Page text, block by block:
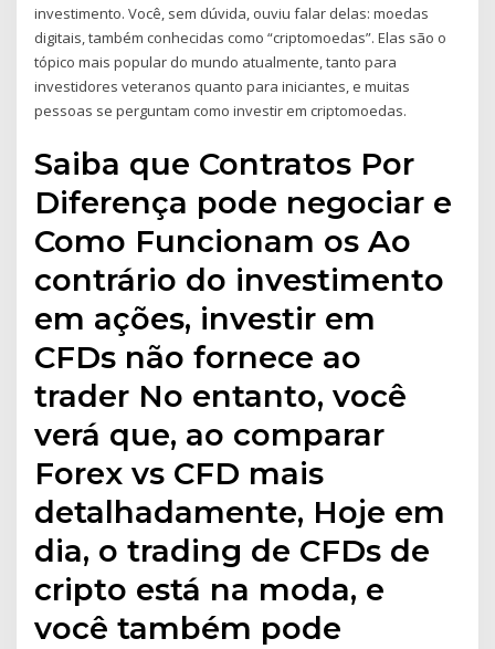
investimento. Você, sem dúvida, ouviu falar delas: moedas
digitais, também conhecidas como “criptomoedas”. Elas são o
tópico mais popular do mundo atualmente, tanto para
investidores veteranos quanto para iniciantes, e muitas
pessoas se perguntam como investir em criptomoedas.
Saiba que Contratos Por
Diferença pode negociar e
Como Funcionam os Ao
contrário do investimento
em ações, investir em
CFDs não fornece ao
trader No entanto, você
verá que, ao comparar
Forex vs CFD mais
detalhadamente, Hoje em
dia, o trading de CFDs de
cripto está na moda, e
você também pode